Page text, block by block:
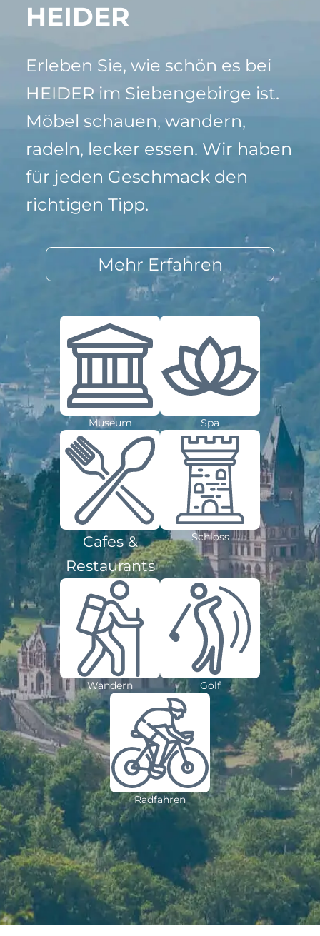
HEIDER
Erleben Sie, wie schön es bei
HEIDER im Siebengebirge ist.
Möbel schauen, wandern,
radeln, lecker essen. Wir haben
für jeden Geschmack den
richtigen Tipp.
Mehr Erfahren
Museum Spa
Cafes &
Restaurants
Schloss
Wandern Golf
Radfahren